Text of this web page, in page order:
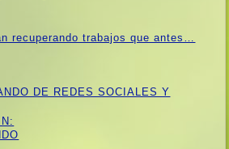
recuperando trabajos que antes…
DE REDES SOCIALES Y